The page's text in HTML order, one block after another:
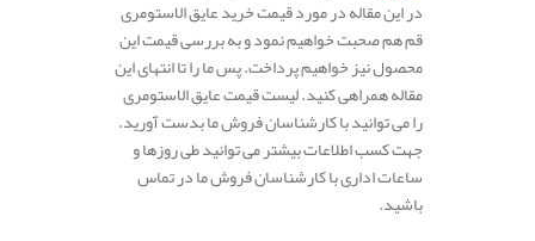
در این مقاله در مورد قیمت خرید عایق الاستومری
قم هم صحبت خواهیم نمود و به بررسی قیمت این
محصول نیز خواهیم پرداخت. پس ما را تا انتهای این
مقاله همراهی کنید. لیست قیمت عایق الاستومری
را می توانید با کارشناسان فروش ما بدست آورید.
جهت کسب اطلاعات بیشتر می توانید طی روزها و
ساعات اداری با کارشناسان فروش ما در تماس
باشید.